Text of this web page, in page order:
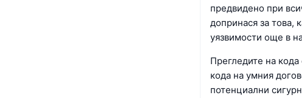
предвидено при
допринася за това,
уязвимости още в
Прегледите на
кода на умния
потенциални